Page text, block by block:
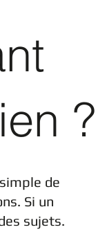
?
de
Si un
sujets.